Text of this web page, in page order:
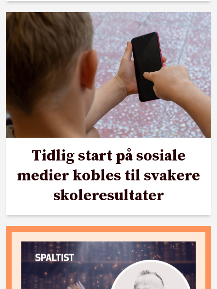
Tidlig start på sosiale
medier kobles til svakere
skoleresultater